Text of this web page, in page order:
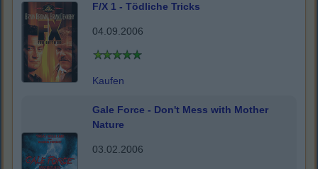
F/X 1 - Tödliche Tricks
04.09.2006
Kaufen
Gale Force - Don't Mess with Mother
Nature
03.02.2006